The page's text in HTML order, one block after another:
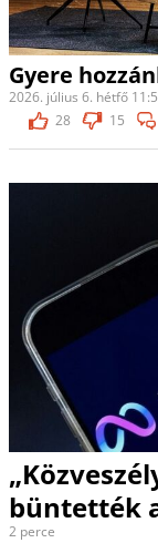
Gyere
2026. július 6. hétfő
28
15
büntették
2 perce